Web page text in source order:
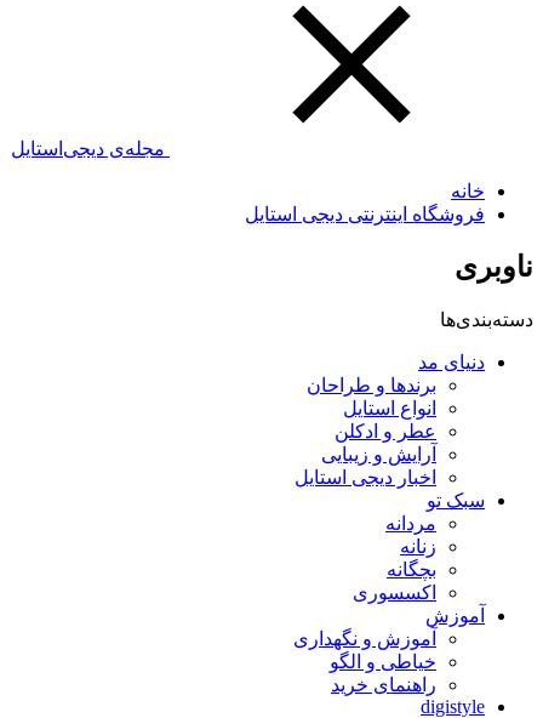
مجله‌ی دیجی‌استایل
خانه
فروشگاه اینترنتی دیجی استایل
ناوبری
دسته‌بندی‌ها
دنیای مد
برندها و طراحان
انواع استایل
عطر و ادکلن
آرایش و زیبایی
اخبار دیجی استایل
سبک تو
مردانه
زنانه
بچگانه
اکسسوری
آموزش
آموزش و نگهداری
خیاطی و الگو
راهنمای خرید
digistyle